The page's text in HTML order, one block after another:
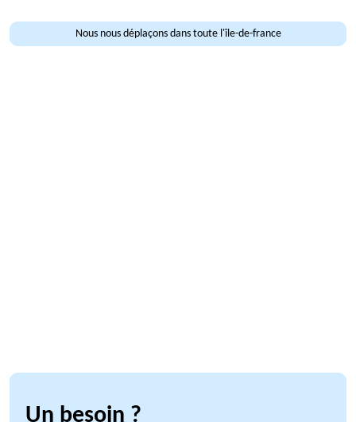
Nous nous déplaçons dans toute l'île-de-france
Un besoin ?